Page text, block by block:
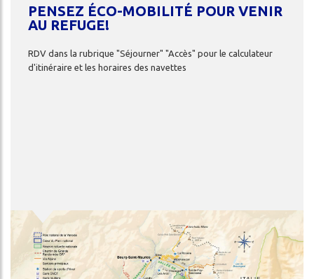
PENSEZ ÉCO-MOBILITÉ POUR VENIR
AU REFUGE!
RDV dans la rubrique "Séjourner" "Accès" pour le calculateur
d'itinéraire et les horaires des navettes
Image